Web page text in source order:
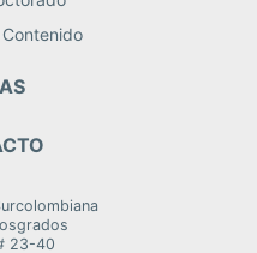
23-40